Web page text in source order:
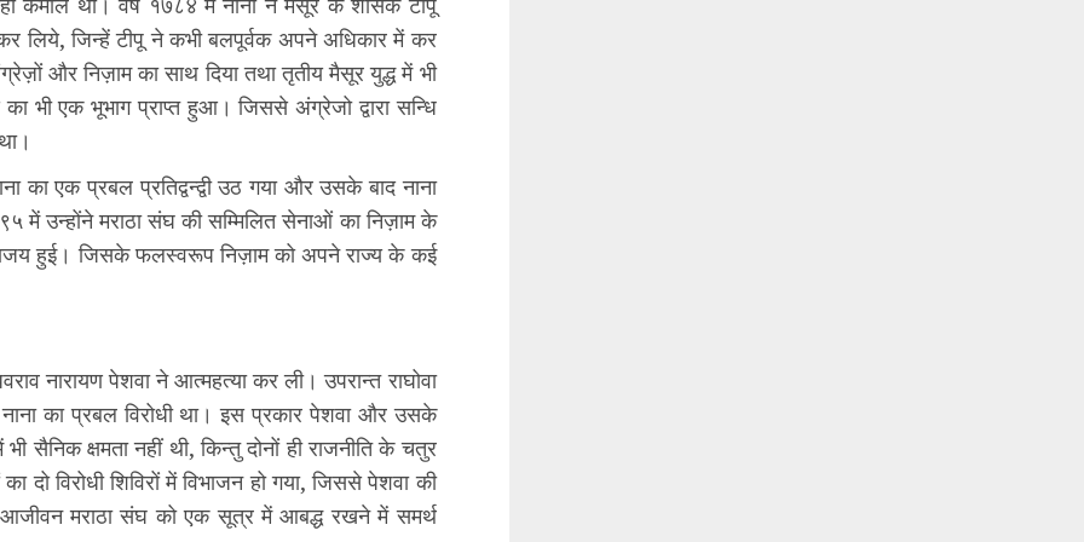
लिये, जिन्हें टीपू ने कभी बलपूर्वक अपने अधिकार में कर
और निज़ाम का साथ दिया तथा तृतीय मैसूर युद्ध में भी
भी एक भूभाग प्राप्त हुआ। जिससे अंग्रेजो द्वारा सन्धि
का एक प्रबल प्रतिद्वन्द्वी उठ गया और उसके बाद नाना
में उन्होंने मराठा संघ की सम्मिलित सेनाओं का निज़ाम के
हुई। जिसके फलस्वरूप निज़ाम को अपने राज्य के कई
नारायण पेशवा ने आत्महत्या कर ली। उपरान्त राघोवा
नाना का प्रबल विरोधी था। इस प्रकार पेशवा और उसके
सैनिक क्षमता नहीं थी, किन्तु दोनों ही राजनीति के चतुर
दो विरोधी शिविरों में विभाजन हो गया, जिससे पेशवा की
मराठा संघ को एक सूत्र में आबद्ध रखने में समर्थ